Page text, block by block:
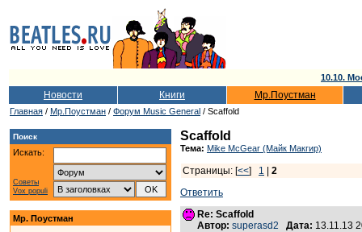
10.10.
Новости Книги Мр.Поустман
Главная / Мр.Поустман / Форум Music General / Scaffold
Поиск
Искать:
Советы
Vox populi
Мр. Поустман
Scaffold
Тема: Mike McGear (Майк Макгир)
Страницы: [<<] 1
2
Ответить
Re: Scaffold
Автор: superasd2 Дата: 13.11.13